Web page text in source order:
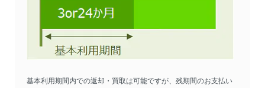
基本利用期間内での返却・買取は可能ですが、残期間のお支払い